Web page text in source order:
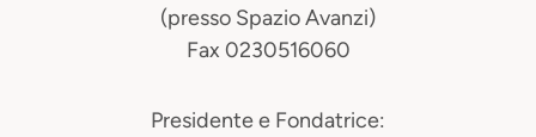
(presso Spazio Avanzi)
Fax 0230516060
Presidente e Fondatrice: